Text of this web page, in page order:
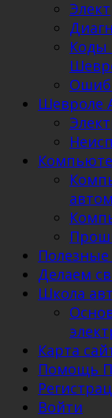
Коды
Шевроле
Делаем
Школа
Карта
Помощь
Войти